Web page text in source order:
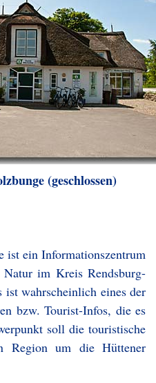
(geschlossen)
ist ein Informationszentrum
im Kreis Rendsburg-
ist wahrscheinlich eines der
bzw. Tourist-Infos, die es
soll die touristische
Region um die Hüttener